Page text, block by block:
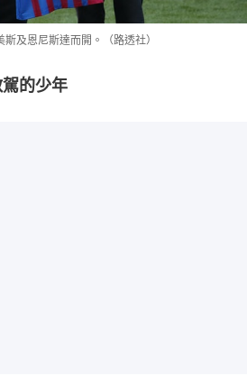
及恩尼斯達而開。（路透社）
的少年